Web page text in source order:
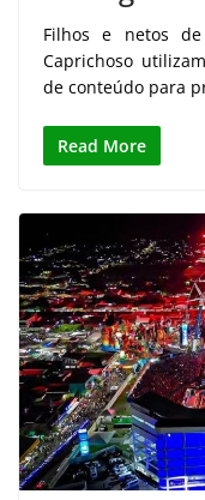
Filhos e netos
Caprichoso
de conteúdo para
Read More